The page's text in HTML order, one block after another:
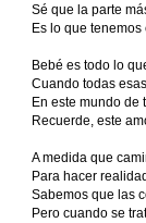
Sé que la parte
Es lo que
Bebé es todo lo
Cuando todas
En este mundo de
Recuerde, este
A medida que
Para hacer
Sabemos que las
Pero cuando se